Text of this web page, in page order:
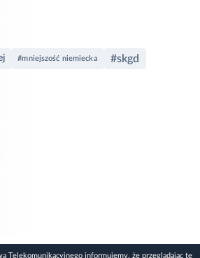
#mniejszość niemiecka #skgd
Telekomunikacyjnego informujemy, że przeglądając tę